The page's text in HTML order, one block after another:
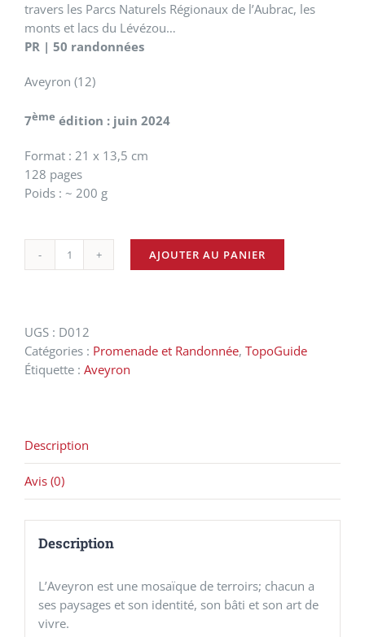
travers les Parcs Naturels Régionaux de l’Aubrac, les
monts et lacs du Lévézou…
PR | 50 randonnées
Aveyron (12)
7ème édition : juin 2024
Format : 21 x 13,5 cm
128 pages
Poids : ~ 200 g
quantité
pied®
AJOUTER AU PANIER
UGS : D012
Catégories : Promenade et Randonnée, TopoGuide
Étiquette : Aveyron
Description
Avis (0)
Description
L’Aveyron est une mosaïque de terroirs; chacun a
ses paysages et son identité, son bâti et son art de
vivre.